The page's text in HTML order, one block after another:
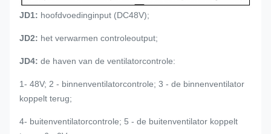
JD1: hoofdvoedinginput (DC48V);
JD2: het verwarmen controleoutput;
JD4: de haven van de ventilatorcontrole:
1- 48V; 2 - binnenventilatorcontrole; 3 - de binnenventilator
koppelt terug;
4- buitenventilatorcontrole; 5 - de buitenventilator koppelt